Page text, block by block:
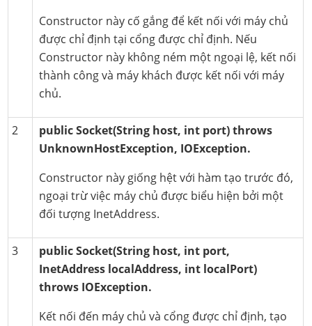
Constructor này cố gắng để kết nối với máy chủ
được chỉ định tại cổng được chỉ định. Nếu
Constructor này không ném một ngoại lệ, kết nối
thành công và máy khách được kết nối với máy
chủ.
2
public Socket(String host, int port) throws
UnknownHostException, IOException.
Constructor này giống hệt với hàm tạo trước đó,
ngoại trừ việc máy chủ được biểu hiện bởi một
đối tượng InetAddress.
3
public Socket(String host, int port,
InetAddress localAddress, int localPort)
throws IOException.
Kết nối đến máy chủ và cổng được chỉ định, tạo